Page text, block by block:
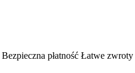
Bezpieczna płatność Łatwe zwroty